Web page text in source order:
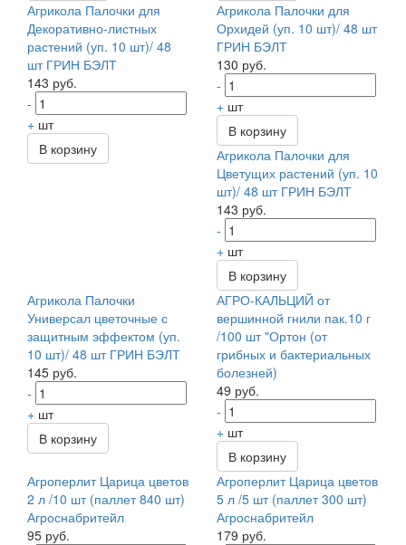
Агрикола Палочки для
Декоративно-листных
растений (уп. 10 шт)/ 48
шт ГРИН БЭЛТ
143 руб.
-
+ шт
В корзину
Агрикола Палочки для
Орхидей (уп. 10 шт)/ 48 шт
ГРИН БЭЛТ
130 руб.
-
+ шт
В корзину
Агрикола Палочки для
Цветущих растений (уп. 10
шт)/ 48 шт ГРИН БЭЛТ
143 руб.
-
+ шт
В корзину
Агрикола Палочки
Универсал цветочные с
защитным эффектом (уп.
10 шт)/ 48 шт ГРИН БЭЛТ
145 руб.
-
+ шт
В корзину
АГРО-КАЛЬЦИЙ от
вершинной гнили пак.10 г
/100 шт "Ортон (от
грибных и бактериальных
болезней)
49 руб.
-
+ шт
В корзину
Агроперлит Царица цветов
2 л /10 шт (паллет 840 шт)
Агроснабритейл
95 руб.
Агроперлит Царица цветов
5 л /5 шт (паллет 300 шт)
Агроснабритейл
179 руб.